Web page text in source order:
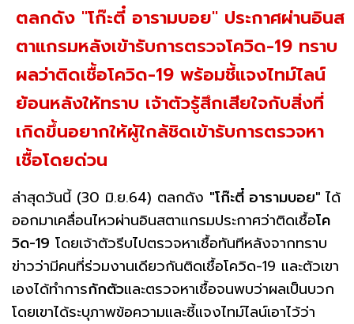
ตลกดัง "โก๊ะตี๋ อารามบอย" ประกาศผ่านอินส
ตาแกรมหลังเข้ารับการตรวจโควิด-19 ทราบ
ผลว่าติดเชื้อโควิด-19 พร้อมชี้แจงไทม์ไลน์
ย้อนหลังให้ทราบ เจ้าตัวรู้สึกเสียใจกับสิ่งที่
เกิดขึ้นอยากให้ผู้ใกล้ชิดเข้ารับการตรวจหา
เชื้อโดยด่วน
ล่าสุดวันนี้ (30 มิ.ย.64) ตลกดัง "โก๊ะตี๋ อารามบอย" ได้
ออกมาเคลื่อนไหวผ่านอินสตาแกรมประกาศว่าติดเชื้อโค
วิด-19 โดยเจ้าตัวรีบไปตรวจหาเชื้อทันทีหลังจากทราบ
ข่าวว่ามีคนที่ร่วมงานเดียวกันติดเชื้อโควิด-19 และตัวเขา
เองได้ทำการกักตัวและตรวจหาเชื้อจนพบว่าผลเป็นบวก
โดยเขาได้ระบุภาพข้อความและชี้แจงไทม์ไลน์เอาไว้ว่า